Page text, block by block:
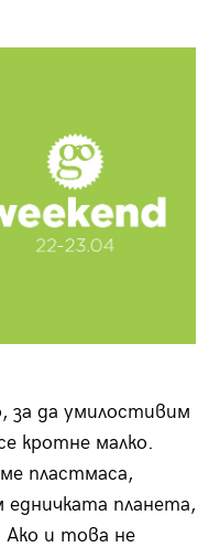
за да умилостивим
кротне малко.
пластмаса,
едничката планета,
Ако и това не